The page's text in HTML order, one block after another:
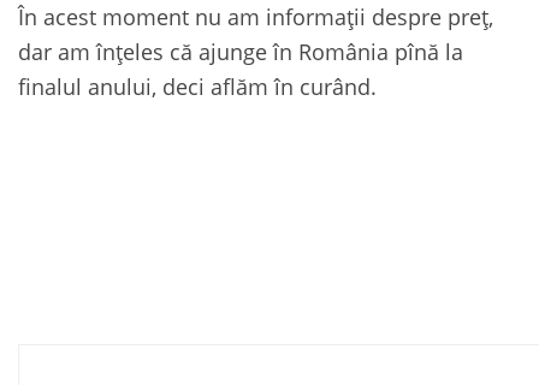
În acest moment nu am informații despre preț,
dar am înțeles că ajunge în România pînă la
finalul anului, deci aflăm în curând.